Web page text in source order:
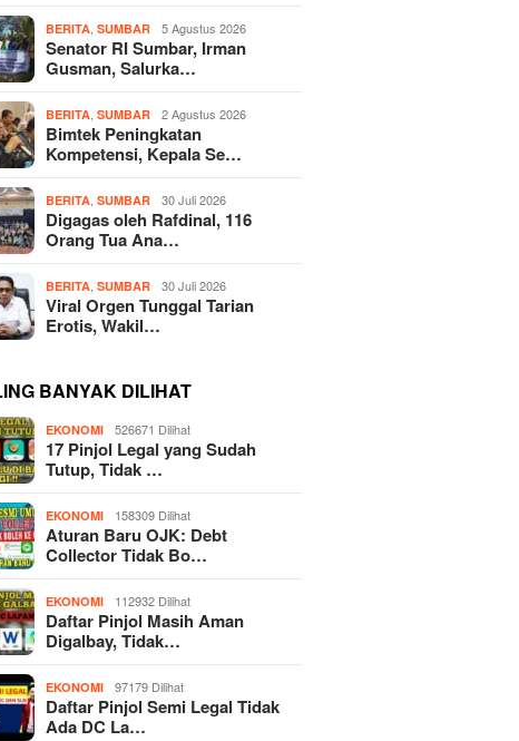
BERITA ,SUMBAR 5 Agustus 2026
Senator RI Sumbar, Irman
Gusman, Salurka…
BERITA ,SUMBAR 2 Agustus 2026
Bimtek Peningkatan
Kompetensi, Kepala Se…
BERITA ,SUMBAR 30 Juli 2026
Digagas oleh Rafdinal, 116
Orang Tua Ana…
BERITA ,SUMBAR 30 Juli 2026
Viral Orgen Tunggal Tarian
Erotis, Wakil…
BANYAK DILIHAT
EKONOMI 526671 Dilihat
17 Pinjol Legal yang Sudah
Tutup, Tidak …
EKONOMI 158309 Dilihat
Aturan Baru OJK: Debt
Collector Tidak Bo…
EKONOMI 112932 Dilihat
Daftar Pinjol Masih Aman
Digalbay, Tidak…
EKONOMI 97179 Dilihat
Daftar Pinjol Semi Legal Tidak
Ada DC La…